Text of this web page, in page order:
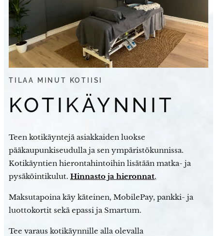
TILAA MINUT KOTIISI
KOTIKÄYNNIT
Teen kotikäyntejä asiakkaiden luokse
pääkaupunkiseudulla ja sen ympäristökunnissa.
Kotikäyntien hierontahintoihin lisätään matka- ja
pysäköintikulut. Hinnasto ja hieronnat.
Maksutapoina käy käteinen, MobilePay, pankki- ja
luottokortit sekä epassi ja Smartum.
Tee varaus kotikäynnille alla olevalla